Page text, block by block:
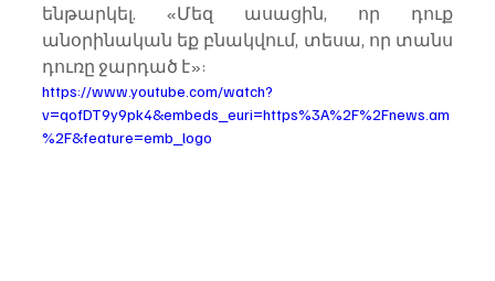
ենթարկել. «Մեզ ասացին, որ դուք
անօրինական եք բնակվում, տեսա, որ տանս
դուռը ջարդած է»:
https://www.youtube.com/watch?
v=qofDT9y9pk4&embeds_euri=https%3A%2F%2Fnews.am
%2F&feature=emb_logo